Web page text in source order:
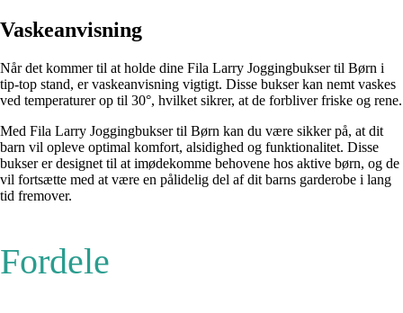
Vaskeanvisning
Når det kommer til at holde dine Fila Larry Joggingbukser til Børn i
tip-top stand, er vaskeanvisning vigtigt. Disse bukser kan nemt vaskes
ved temperaturer op til 30°, hvilket sikrer, at de forbliver friske og rene.
Med Fila Larry Joggingbukser til Børn kan du være sikker på, at dit
barn vil opleve optimal komfort, alsidighed og funktionalitet. Disse
bukser er designet til at imødekomme behovene hos aktive børn, og de
vil fortsætte med at være en pålidelig del af dit barns garderobe i lang
tid fremover.
Fordele